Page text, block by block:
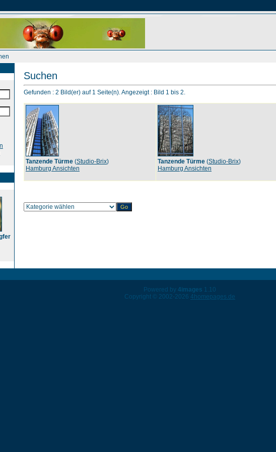
Suchen
Gefunden : 2 Bild(er) auf 1 Seite(n). Angezeigt : Bild 1 bis 2.
Tanzende Türme (Studio-Brix)
Hamburg Ansichten
Tanzende Türme (Studio-Brix)
Hamburg Ansichten
Powered by 4images 1.10
Copyright © 2002-2026 4homepages.de